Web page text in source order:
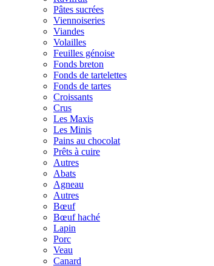
Pâtes sucrées
Viennoiseries
Viandes
Volailles
Feuilles génoise
Fonds breton
Fonds de tartelettes
Fonds de tartes
Croissants
Crus
Les Maxis
Les Minis
Pains au chocolat
Prêts à cuire
Autres
Abats
Agneau
Autres
Bœuf
Bœuf haché
Lapin
Porc
Veau
Canard